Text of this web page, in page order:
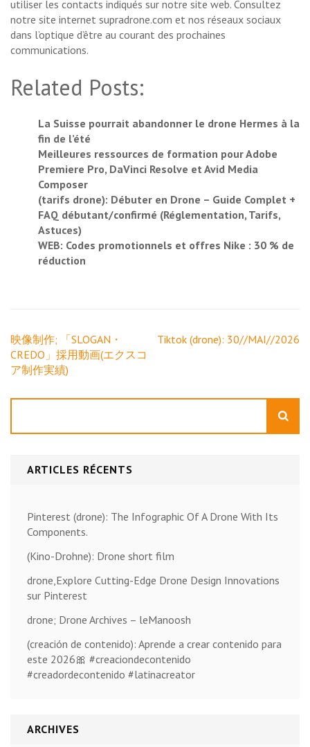
utiliser les contacts indiqués sur notre site web. Consultez
notre site internet supradrone.com et nos réseaux sociaux
dans l’optique d’être au courant des prochaines
communications.
Related Posts:
La Suisse pourrait abandonner le drone Hermes à la
fin de l’été
Meilleures ressources de formation pour Adobe
Premiere Pro, DaVinci Resolve et Avid Media
Composer
(tarifs drone): Débuter en Drone – Guide Complet +
FAQ débutant/confirmé (Réglementation, Tarifs,
Astuces)
WEB: Codes promotionnels et offres Nike : 30 % de
réduction
Navigation
de
l’article
映像制作; 「SLOGAN・
CREDO」採用動画(エクスコ
ア制作実績)
Tiktok (drone): 30//MAI//2026
ARTICLES RÉCENTS
Pinterest (drone): The Infographic Of A Drone With Its
Components.
(Kino-Drohne): Drone short film
drone,Explore Cutting-Edge Drone Design Innovations
sur Pinterest
drone; Drone Archives – leManoosh
(creación de contenido): Aprende a crear contenido para
este 2026🎀 #creaciondecontenido
#creadordecontenido #latinacreator
ARCHIVES